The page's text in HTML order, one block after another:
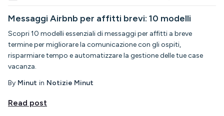
Messaggi Airbnb per affitti brevi: 10 modelli
Scopri 10 modelli essenziali di messaggi per affitti a breve
termine per migliorare la comunicazione con gli ospiti,
risparmiare tempo e automatizzare la gestione delle tue case
vacanza.
By Minut in Notizie Minut
Read post